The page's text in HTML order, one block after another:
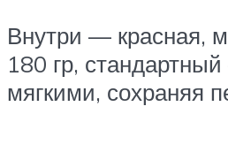
Внутри — красная,
180 гр,
мягкими, сохраняя